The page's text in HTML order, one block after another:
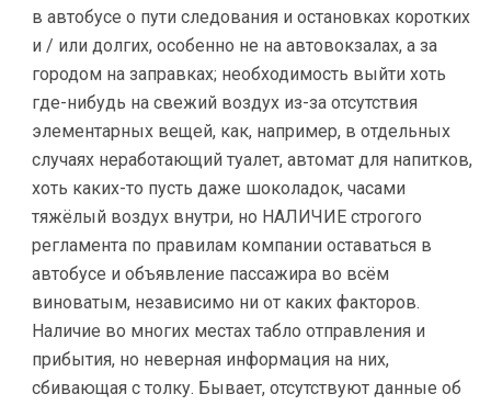
в автобусе о пути следования и остановках коротких
и / или долгих, особенно не на автовокзалах, а за
городом на заправках; необходимость выйти хоть
где-нибудь на свежий воздух из-за отсутствия
элементарных вещей, как, например, в отдельных
случаях неработающий туалет, автомат для напитков,
хоть каких-то пусть даже шоколадок, часами
тяжёлый воздух внутри, но НАЛИЧИЕ строгого
регламента по правилам компании оставаться в
автобусе и объявление пассажира во всём
виноватым, независимо ни от каких факторов.
Наличие во многих местах табло отправления и
прибытия, но неверная информация на них,
сбивающая с толку. Бывает, отсутствуют данные об